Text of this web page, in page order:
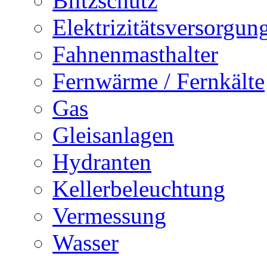
Fahnenmasthalter
Fernwärme / Fernkälte
Gas
Gleisanlagen
Hydranten
Kellerbeleuchtung
Vermessung
Wasser